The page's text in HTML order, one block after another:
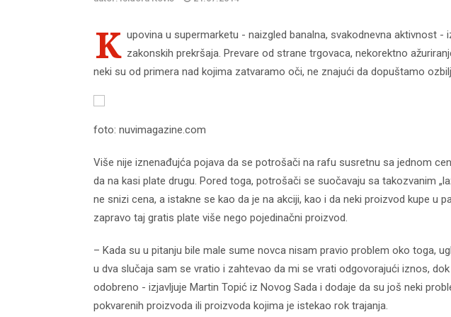
K upovina u supermarketu - naizgled banalna, svakodnevna aktivnost -
zakonskih prekršaja. Prevare od strane trgovaca, nekorektno
neki su od primera nad kojima zatvaramo oči, ne znajući da dopuštamo
foto: nuvimagazine.com
Više nije iznenađujća pojava da se potrošači na rafu susretnu sa jednom
da na kasi plate drugu. Pored toga, potrošači se suočavaju sa takozvanim
ne snizi cena, a istakne se kao da je na akciji, kao i da neki proizvod kupe u
zapravo taj gratis plate više nego pojedinačni proizvod.
– Kada su u pitanju bile male sume novca nisam pravio problem oko toga,
u dva slučaja sam se vratio i zahtevao da mi se vrati odgovorajući iznos,
odobreno - izjavljuje Martin Topić iz Novog Sada i dodaje da su još neki
pokvarenih proizvoda ili proizvoda kojima je istekao rok trajanja.